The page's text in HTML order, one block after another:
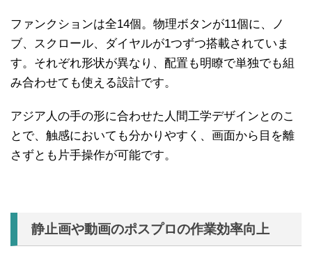
ファンクションは全14個。物理ボタンが11個に、ノ
ブ、スクロール、ダイヤルが1つずつ搭載されていま
す。それぞれ形状が異なり、配置も明瞭で単独でも組
み合わせても使える設計です。
アジア人の手の形に合わせた人間工学デザインとのこ
とで、触感においても分かりやすく、画面から目を離
さずとも片手操作が可能です。
静止画や動画のポスプロの作業効率向上